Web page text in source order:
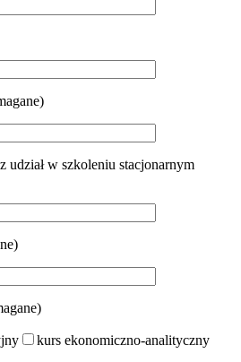
udział w szkoleniu stacjonarnym
kurs ekonomiczno-analityczny